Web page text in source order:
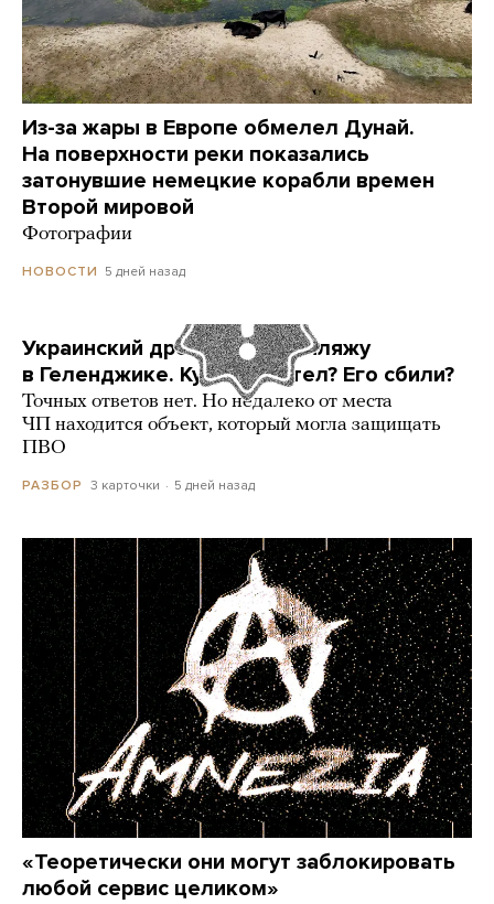
Из-за жары в Европе обмелел Дунай.
На поверхности реки показались
затонувшие немецкие корабли времен
Второй мировой
Фотографии
НОВОСТИ 5 дней назад
Украинский дрон попал по пляжу
в Геленджике. Куда он летел? Его сбили?
Точных ответов нет. Но недалеко от места
ЧП находится объект, который могла защищать
ПВО
РАЗБОР 3 карточки 5 дней назад
«Теоретически они могут заблокировать
любой сервис целиком»